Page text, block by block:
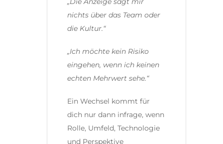
nichts über das Team oder
die Kultur.“
„Ich möchte kein Risiko
eingehen, wenn ich keinen
echten Mehrwert sehe.“
Ein Wechsel kommt für
dich nur dann infrage, wenn
Rolle, Umfeld, Technologie
und Perspektive